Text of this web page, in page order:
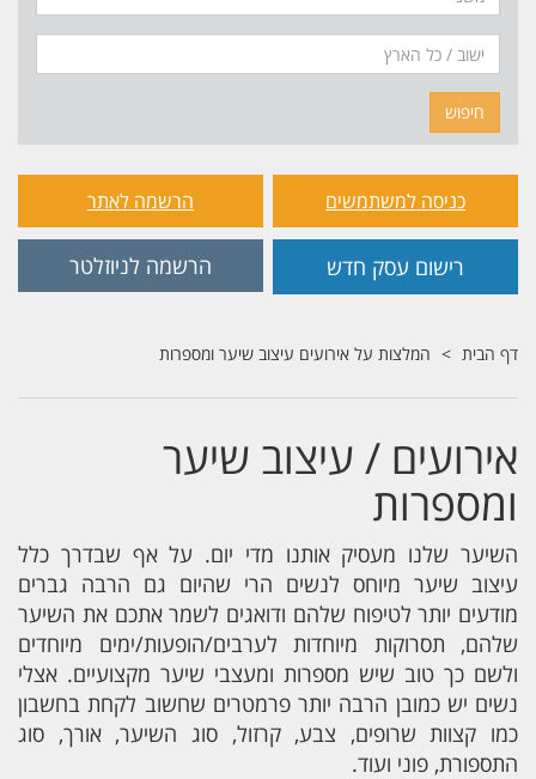
חיפוש
כניסה למשתמשים הרשמה לאתר
רישום עסק חדש הרשמה לניוזלטר
דף הבית המלצות על אירועים עיצוב שיער ומספרות
אירועים / עיצוב שיער
ומספרות
השיער שלנו מעסיק אותנו מדי יום. על אף שבדרך כלל
עיצוב שיער מיוחס לנשים הרי שהיום גם הרבה גברים
מודעים יותר לטיפוח שלהם ודואגים לשמר אתכם את השיער
שלהם, תסרוקות מיוחדות לערבים/הופעות/ימים מיוחדים
ולשם כך טוב שיש מספרות ומעצבי שיער מקצועיים. אצלי
נשים יש כמובן הרבה יותר פרמטרים שחשוב לקחת בחשבון
כמו קצוות שרופים, צבע, קרזול, סוג השיער, אורך, סוג
התספורת, פוני ועוד.